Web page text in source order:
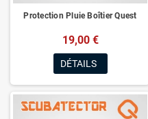
Protection Pluie Boîtier Quest
19,00 €
DÉTAILS